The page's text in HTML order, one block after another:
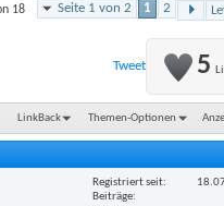
Seite 1 von 2 1 2
18
5
Tweet
LinkBack Themen-Optionen
Registriert seit
Beiträge